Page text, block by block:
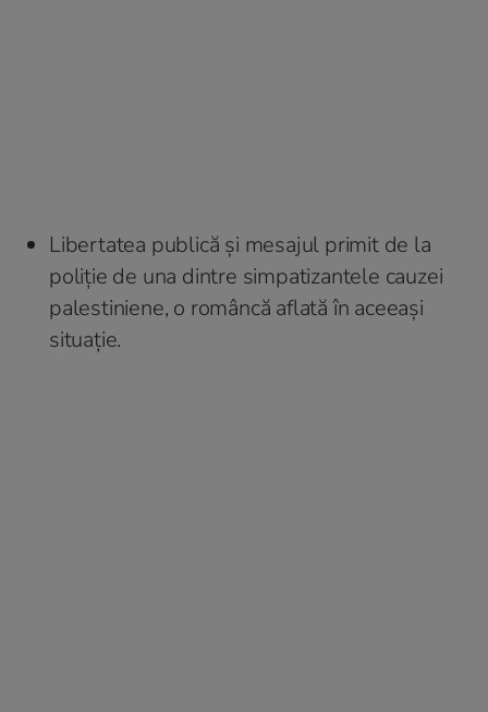
Libertatea publică și mesajul primit de la
poliție de una dintre simpatizantele cauzei
palestiniene, o româncă aflată în aceeași
situație.